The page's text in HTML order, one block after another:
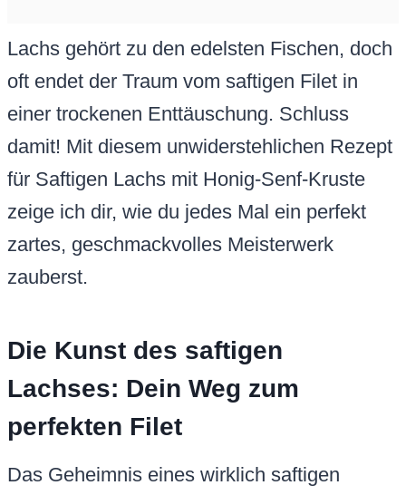
Lachs gehört zu den edelsten Fischen, doch
oft endet der Traum vom saftigen Filet in
einer trockenen Enttäuschung. Schluss
damit! Mit diesem unwiderstehlichen Rezept
für Saftigen Lachs mit Honig-Senf-Kruste
zeige ich dir, wie du jedes Mal ein perfekt
zartes, geschmackvolles Meisterwerk
zauberst.
Die Kunst des saftigen
Lachses: Dein Weg zum
perfekten Filet
Das Geheimnis eines wirklich saftigen